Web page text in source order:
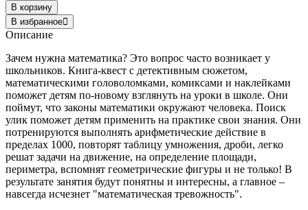
В корзину
В избранное
Описание
Зачем нужна математика? Это вопрос часто возникает у
школьников. Книга-квест с детективным сюжетом,
математическими головоломками, комиксами и наклейками
поможет детям по-новому взглянуть на уроки в школе. Они
поймут, что законы математики окружают человека. Поиск
улик поможет детям применить на практике свои знания. Они
потренируются выполнять арифметические действие в
пределах 1000, повторят таблицу умножения, дроби, легко
решат задачи на движение, на определение площади,
периметра, вспомнят геометрические фигуры и не только! В
результате занятия будут понятны и интересны, а главное –
навсегда исчезнет "математическая тревожность".